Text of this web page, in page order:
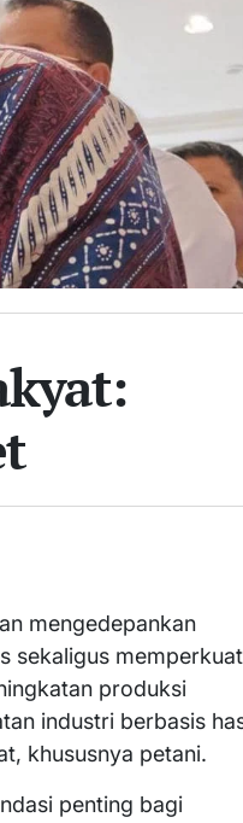
mengedepankan
sekaligus memperkuat
produksi
industri berbasis
khususnya petani.
penting bagi